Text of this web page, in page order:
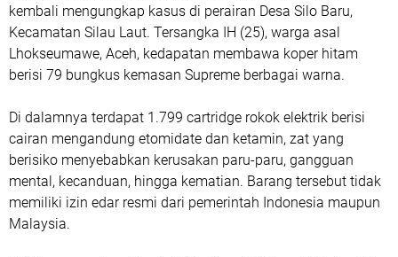
kembali mengungkap kasus di perairan Desa Silo Baru,
Kecamatan Silau Laut. Tersangka IH (25), warga asal
Lhokseumawe, Aceh, kedapatan membawa koper hitam
berisi 79 bungkus kemasan Supreme berbagai warna.
Di dalamnya terdapat 1.799 cartridge rokok elektrik berisi
cairan mengandung etomidate dan ketamin, zat yang
berisiko menyebabkan kerusakan paru-paru, gangguan
mental, kecanduan, hingga kematian. Barang tersebut tidak
memiliki izin edar resmi dari pemerintah Indonesia maupun
Malaysia.